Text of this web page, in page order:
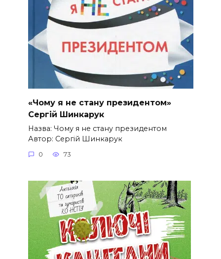
«Чому я не стану президентом»
Сергій Шинкарук
Назва: Чому я не стану президентом
Автор: Сергій Шинкарук
0 73